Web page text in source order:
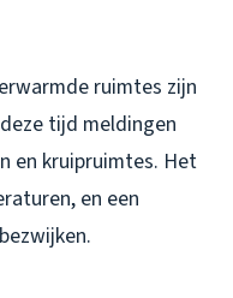
ruimtes zijn
tijd meldingen
en kruipruimtes. Het
en een